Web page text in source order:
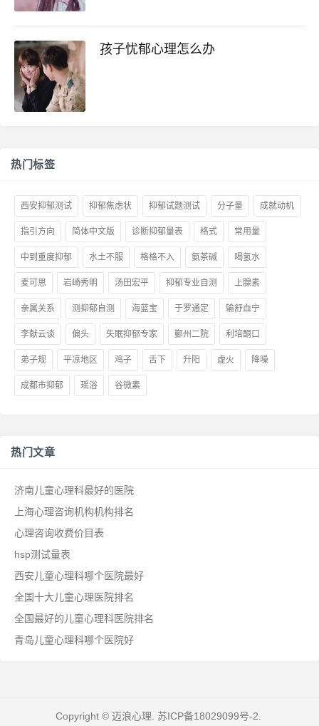
孩子忧郁心理怎么办
热门标签
西安抑郁测试 抑郁焦虑状 抑郁试题测试 分子量 成就动机
指引方向 简体中文版 诊断抑郁量表 格式 常用量
中到重度抑郁 水土不服 格格不入 氨茶碱 喝氢水
麦可思 岩崎秀明 汤田宏平 抑郁专业自测 上腺素
亲属关系 测抑郁自测 海蓝宝 于罗通定 输舒血宁
李献云谈 偏头 失眠抑郁专家 鄞州二院 利培酮口
弟子规 平凉地区 鸡子 舌下 升阳 虚火 降噪
成都市抑郁 瑶浴 谷微素
热门文章
济南儿童心理科最好的医院
上海心理咨询机构机构排名
心理咨询收费价目表
hsp测试量表
西安儿童心理科哪个医院最好
全国十大儿童心理医院排名
全国最好的儿童心理科医院排名
青岛儿童心理科哪个医院好
Copyright © 迈浪心理. 苏ICP备18029099号-2